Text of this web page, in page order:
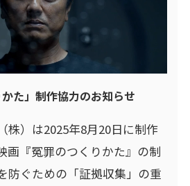
た」制作協力のお知らせ
株）は2025年8月20日に制作
画『冤罪のつくりかた』の制
防ぐための「証拠収集」の重